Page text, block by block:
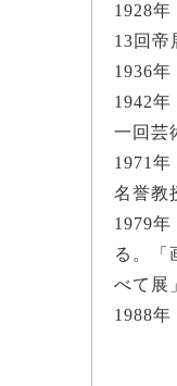
1928
13回帝
1936
1942
一回芸
1971
名誉教
1979
る。
べて展
1988